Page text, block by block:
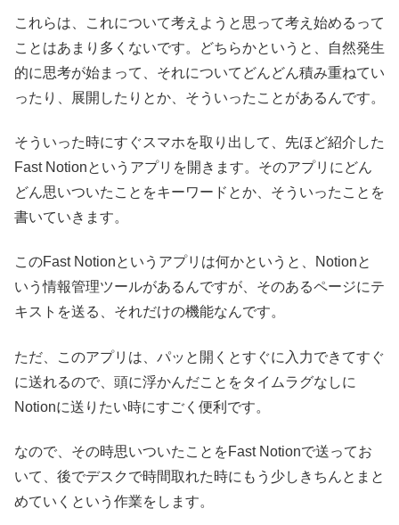
これらは、これについて考えようと思って考え始めるって
ことはあまり多くないです。どちらかというと、自然発生
的に思考が始まって、それについてどんどん積み重ねてい
ったり、展開したりとか、そういったことがあるんです。
そういった時にすぐスマホを取り出して、先ほど紹介した
Fast Notionというアプリを開きます。そのアプリにどん
どん思いついたことをキーワードとか、そういったことを
書いていきます。
このFast Notionというアプリは何かというと、Notionと
いう情報管理ツールがあるんですが、そのあるページにテ
キストを送る、それだけの機能なんです。
ただ、このアプリは、パッと開くとすぐに入力できてすぐ
に送れるので、頭に浮かんだことをタイムラグなしに
Notionに送りたい時にすごく便利です。
なので、その時思いついたことをFast Notionで送ってお
いて、後でデスクで時間取れた時にもう少しきちんとまと
めていくという作業をします。